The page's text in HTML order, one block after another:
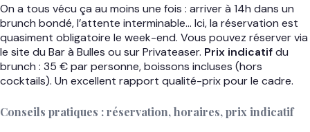
On a tous vécu ça au moins une fois : arriver à 14h dans un
brunch bondé, l’attente interminable… Ici, la réservation est
quasiment obligatoire le week-end. Vous pouvez réserver via
le site du Bar à Bulles ou sur Privateaser. Prix indicatifdu
brunch : 35 € par personne, boissons incluses (hors
cocktails). Un excellent rapport qualité-prix pour le cadre.
Conseils pratiques : réservation, horaires, prix indicatif